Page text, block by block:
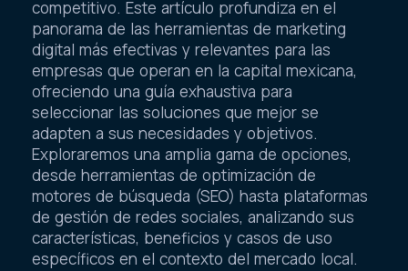
competitivo. Este artículo profundiza en el
panorama de las herramientas de marketing
digital más efectivas y relevantes para las
empresas que operan en la capital mexicana,
ofreciendo una guía exhaustiva para
seleccionar las soluciones que mejor se
adapten a sus necesidades y objetivos.
Exploraremos una amplia gama de opciones,
desde herramientas de optimización de
motores de búsqueda (SEO) hasta plataformas
de gestión de redes sociales, analizando sus
características, beneficios y casos de uso
específicos en el contexto del mercado local.